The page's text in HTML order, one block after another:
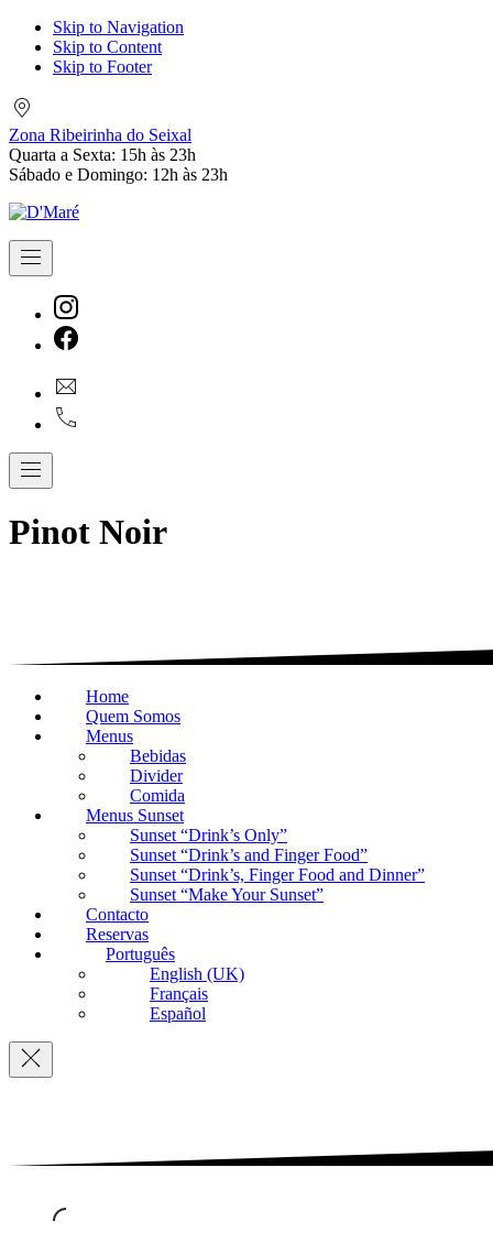
Skip to Navigation
Skip to Content
Skip to Footer
do
Seixal
Zona Ribeirinha do Seixal
Quarta a Sexta: 15h às 23h
Sábado e Domingo: 12h às 23h
Navigation
New
Window
Window
Navigation
Pinot Noir
Home
Quem Somos
Menus
Bebidas
Divider
Comida
Menus Sunset
Sunset “Drink’s Only”
Sunset “Drink’s and Finger Food”
Sunset “Drink’s, Finger Food and Dinner”
Sunset “Make Your Sunset”
Contacto
Reservas
Português
English (UK)
Français
Español
Navigation